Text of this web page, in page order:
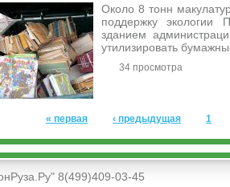
Около 8 тонн
поддержку экологии
зданием
утилизировать
34 просмотра
« первая ‹ предыдущая 1
8(499)409-03-45